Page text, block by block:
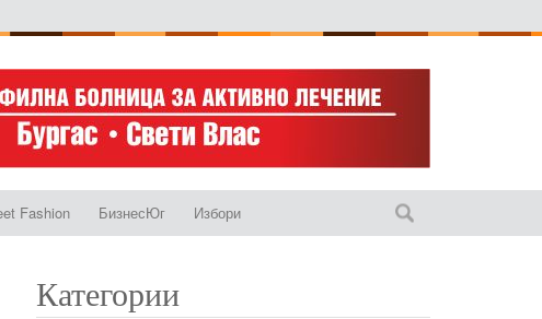
Fashion БизнесЮг Избори
Категории